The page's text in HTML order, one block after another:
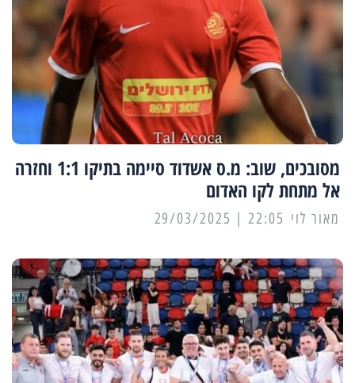
מסובכים, שוב: מ.ס אשדוד סיימה בתיקו 1:1 וחזרה
אל מתחת לקו האדום
מאור לוי 22:05 | 29/03/2025